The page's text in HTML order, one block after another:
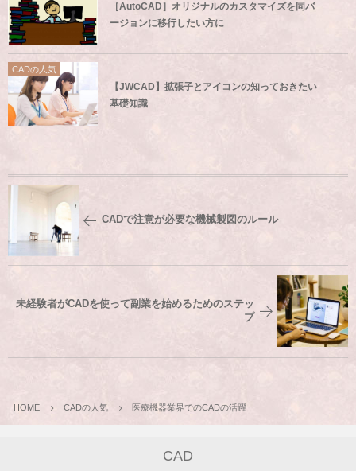
［AutoCAD］オリジナルのカスタマイズを同バ
ージョンに移行したい方に
CADの人気
【JWCAD】拡張子とアイコンの知っておきたい
基礎知識
CADで注意が必要な機械製図のルール
未経験者がCADを使って副業を始めるためのステッ
プ
HOME CADの人気 医療機器業界でのCADの活躍
CAD